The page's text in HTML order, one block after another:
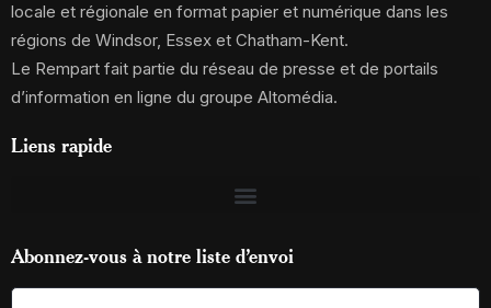
locale et régionale en format papier et numérique dans les
régions de Windsor, Essex et Chatham-Kent.
Le Rempart fait partie du réseau de presse et de portails
d’information en ligne du groupe Altomédia.
Liens rapide
Abonnez-vous à notre liste d’envoi